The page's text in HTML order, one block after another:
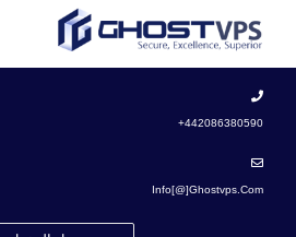
442086380590+
Info[@]ghostvps.com